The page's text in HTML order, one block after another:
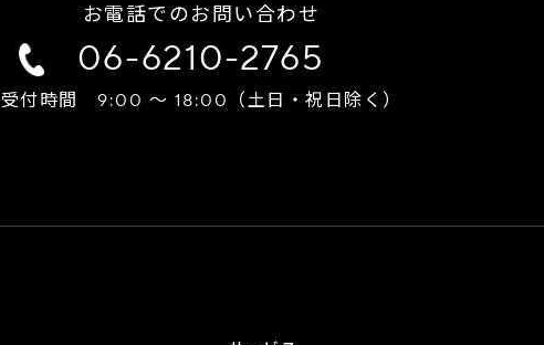
お電話でのお問い合わせ
06-6210-2765
受付時間 9:00 ～ 18:00（土日・祝日除く）